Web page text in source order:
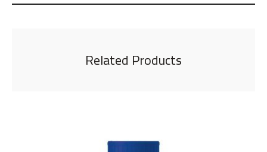
Related Products